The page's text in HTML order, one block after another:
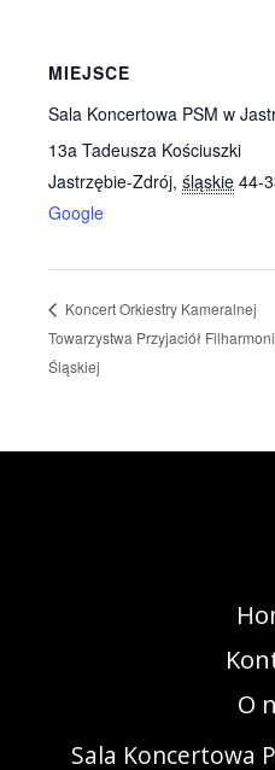
MIEJSCE
Sala Koncertowa PSM w
13a Tadeusza Kościuszki
Jastrzębie-Zdrój, śląskie 44-
Google
Koncert Orkiestry Kameralnej
Towarzystwa Przyjaciół
Śląskiej
O
Sala Koncertowa